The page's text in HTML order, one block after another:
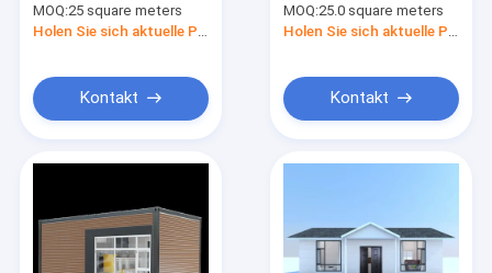
Fenster mit Metallgehäuse
Modular Houses
Green Natural Wood
MOQ:25 square meters
Kontakt
Apartment
MOQ:25.0 square meters
Kontakt